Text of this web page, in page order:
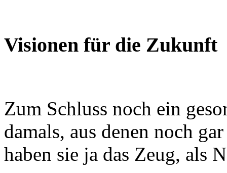
Visionen für die Zukunft
Zum Schluss noch ein
damals, aus denen noch
haben sie ja das Zeug, als